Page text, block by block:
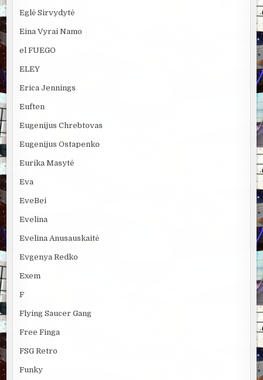
Eglė Sirvydytė
Eina Vyrai Namo
el FUEGO
ELEY
Erica Jennings
Euften
Eugenijus Chrebtovas
Eugenijus Ostapenko
Eurika Masytė
Eva
EveBei
Evelina
Evelina Anusauskaitė
Evgenya Redko
Exem
F
Flying Saucer Gang
Free Finga
FSG Retro
Funky